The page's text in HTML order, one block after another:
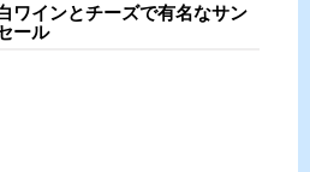
ワインとチーズで有名なサン
ール